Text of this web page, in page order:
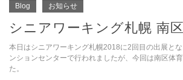
Blog お知らせ
シニアワーキング札幌 南
本日はシニアワーキング札幌2018に2回目の出展と
ンションセンターで行われましたが、今回は南区体
た。